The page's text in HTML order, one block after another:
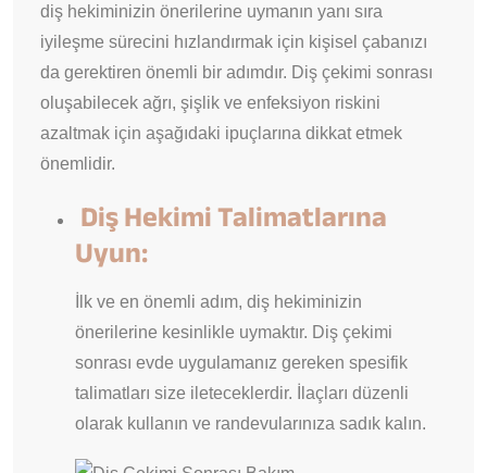
diş hekiminizin önerilerine uymanın yanı sıra
iyileşme sürecini hızlandırmak için kişisel çabanızı
da gerektiren önemli bir adımdır. Diş çekimi sonrası
oluşabilecek ağrı, şişlik ve enfeksiyon riskini
azaltmak için aşağıdaki ipuçlarına dikkat etmek
önemlidir.
Diş Hekimi Talimatlarına
Uyun:
İlk ve en önemli adım, diş hekiminizin
önerilerine kesinlikle uymaktır. Diş çekimi
sonrası evde uygulamanız gereken spesifik
talimatları size ileteceklerdir. İlaçları düzenli
olarak kullanın ve randevularınıza sadık kalın.